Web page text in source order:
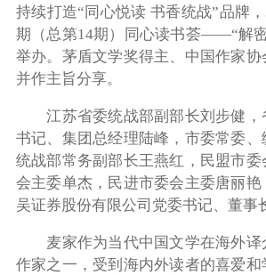
持续打造“同心悦读 书香统战”品牌
期（总第14期）同心读书荟——“解
举办。茅盾文学奖得主、中国作家
并作主旨分享。
江苏省委统战部副部长刘步健
书记、集团总经理陆峰，市委常委
统战部常务副部长王燕红，民盟市
会主委单杰，民进市委会主委唐丽
吴证券股份有限公司党委书记、董事
麦家作为当代中国文学在海外
作家之一，受到海内外读者的喜爱